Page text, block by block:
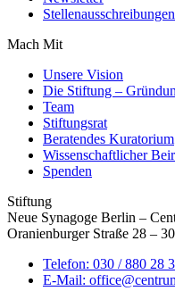
Stellenausschreibungen
Mach Mit
Unsere Vision
Die Stiftung –
Team
Stiftungsrat
Beratendes Kuratorium
Wissenschaftlicher
Spenden
Stiftung
Neue Synagoge Berlin –
Oranienburger Straße 28 –
Telefon: 030 / 880 28
E-Mail: